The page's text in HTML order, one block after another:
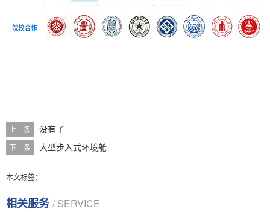
上一条 没有了
下一条 大型步入式环境舱
本文标签：
相关服务/ SERVICE